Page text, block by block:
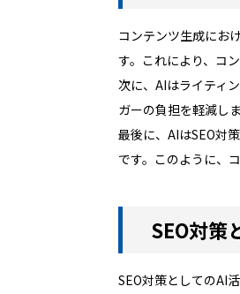
コンテンツ生成にお
す。これにより、コ
次に、AIはライティ
ガーの負担を軽減し
最後に、AIはSEO対
です。このように、
SEO対策
SEO対策としてのAI